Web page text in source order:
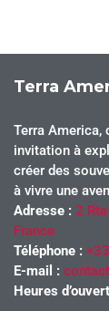
Terra
Terra America,
invitation à
créer des
à vivre une
Adresse : 2
France
Téléphone :
E-mail :
Heures